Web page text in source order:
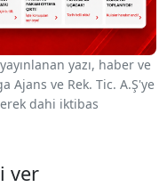
yazı, haber ve
Ajans ve Rek. Tic. A.Ş'ye
dahi iktibas
ver